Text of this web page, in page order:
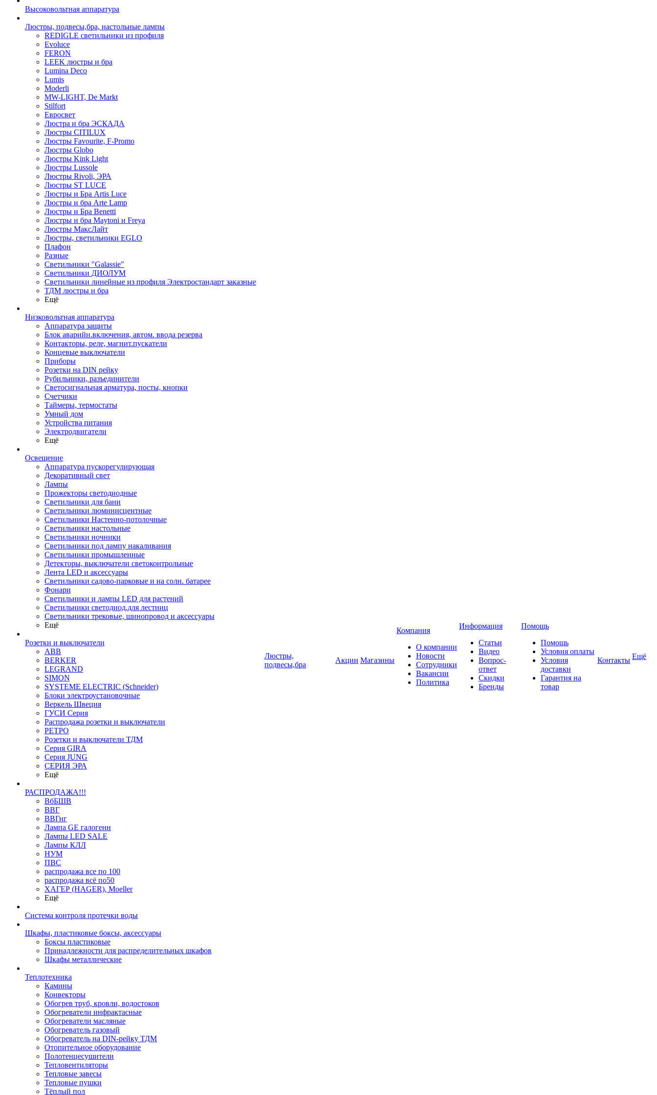
Высоковольтная аппаратура
Люстры, подвесы,бра, настольные лампы
REDIGLE светильники из профиля
Evoluce
FERON
LEEK люстры и бра
Lumina Deco
Lumis
Moderli
MW-LIGHT, De Markt
Stilfort
Евросвет
Люстра и бра ЭСКАДА
Люстры CITILUX
Люстры Favourite, F-Promo
Люстры Globo
Люстры Kink Light
Люстры Lussole
Люстры Rivoli, ЭРА
Люстры ST LUCE
Люстры и Бра Artis Luce
Люстры и бра Arte Lamp
Люстры и Бра Benetti
Люстры и бра Maytoni и Freya
Люстры МаксЛайт
Люстры, светильники EGLO
Плафон
Разные
Светильники "Galassie"
Светильники ДИОЛУМ
Светильники линейные из профиля Электростандарт заказные
ТДМ люстры и бра
Ещё
Низковольтная аппаратура
Аппаратура защиты
Блок аварийн.включения, автом. ввода резерва
Контакторы, реле, магнит.пускатели
Концевые выключатели
Приборы
Розетки на DIN рейку
Рубильники, разъединители
Светосигнальная арматура, посты, кнопки
Счетчики
Таймеры, термостаты
Умный дом
Устройства питания
Электродвигатели
Ещё
Освещение
Аппаратура пускорегулирующая
Декоративный свет
Лампы
Прожекторы светодиодные
Светильники для бани
Светильники люминисцентные
Светильники Настенно-потолочные
Светильники настольные
Светильники ночники
Светильники под лампу накаливания
Светильники промышленные
Детекторы, выключатели светоконтрольные
Лента LED и аксессуары
Светильники садово-парковые и на солн. батарее
Фонари
Светильники и лампы LED для растений
Светильники светодиод.для лестниц
Светильники трековые, шинопровод и аксессуары
Ещё
Розетки и выключатели
ABB
BERKER
LEGRAND
SIMON
SYSTEME ELECTRIC (Schneider)
Блоки электроустановочные
Веркель Швеция
ГУСИ Серия
Распродажа розетки и выключатели
РЕТРО
Розетки и выключатели ТДМ
Серия GIRA
Серия JUNG
СЕРИЯ ЭРА
Ещё
РАСПРОДАЖА!!!
ВбБШВ
ВВГ
ВВГнг
Лампа GE галогенн
Лампы LED SALE
Лампы КЛЛ
НУМ
ПВС
распродажа все по 100
распродажа всё по50
ХАГЕР (HAGER), Moeller
Ещё
Система контроля протечки воды
Шкафы, пластиковые боксы, аксессуары
Боксы пластиковые
Принадлежности для распределительных шкафов
Шкафы металлические
Теплотехника
Камины
Конвекторы
Обогрев труб, кровли, водостоков
Обогреватели инфрактасные
Обогреватели масляные
Обогреватель газовый
Обогреватель на DIN-рейку ТДМ
Отопительное оборудование
Полотенцесушители
Тепловентиляторы
Тепловые завесы
Тепловые пушки
Тёплый пол
Люстры,
подвесы,бра
Акции Магазины
Компания
О компании
Новости
Сотрудники
Вакансии
Политика
Информация
Статьи
Видео
Вопрос-
ответ
Скидки
Бренды
Помощь
Помощь
Условия оплаты
Условия
доставки
Гарантия на
товар
Контакты Ещё